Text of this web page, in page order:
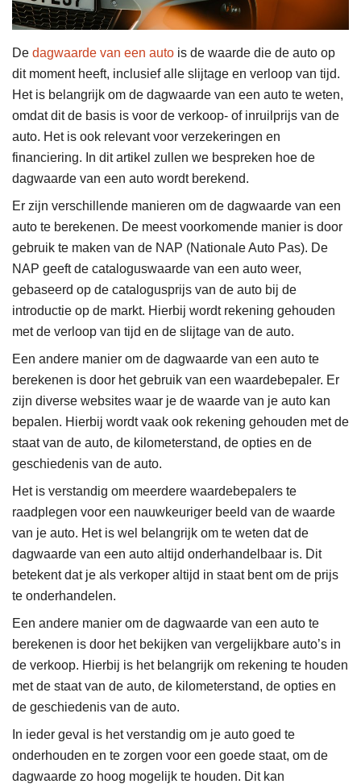
De dagwaarde van een auto is de waarde die de auto op
dit moment heeft, inclusief alle slijtage en verloop van tijd.
Het is belangrijk om de dagwaarde van een auto te weten,
omdat dit de basis is voor de verkoop- of inruilprijs van de
auto. Het is ook relevant voor verzekeringen en
financiering. In dit artikel zullen we bespreken hoe de
dagwaarde van een auto wordt berekend.
Er zijn verschillende manieren om de dagwaarde van een
auto te berekenen. De meest voorkomende manier is door
gebruik te maken van de NAP (Nationale Auto Pas). De
NAP geeft de cataloguswaarde van een auto weer,
gebaseerd op de catalogusprijs van de auto bij de
introductie op de markt. Hierbij wordt rekening gehouden
met de verloop van tijd en de slijtage van de auto.
Een andere manier om de dagwaarde van een auto te
berekenen is door het gebruik van een waardebepaler. Er
zijn diverse websites waar je de waarde van je auto kan
bepalen. Hierbij wordt vaak ook rekening gehouden met de
staat van de auto, de kilometerstand, de opties en de
geschiedenis van de auto.
Het is verstandig om meerdere waardebepalers te
raadplegen voor een nauwkeuriger beeld van de waarde
van je auto. Het is wel belangrijk om te weten dat de
dagwaarde van een auto altijd onderhandelbaar is. Dit
betekent dat je als verkoper altijd in staat bent om de prijs
te onderhandelen.
Een andere manier om de dagwaarde van een auto te
berekenen is door het bekijken van vergelijkbare auto’s in
de verkoop. Hierbij is het belangrijk om rekening te houden
met de staat van de auto, de kilometerstand, de opties en
de geschiedenis van de auto.
In ieder geval is het verstandig om je auto goed te
onderhouden en te zorgen voor een goede staat, om de
dagwaarde zo hoog mogelijk te houden. Dit kan